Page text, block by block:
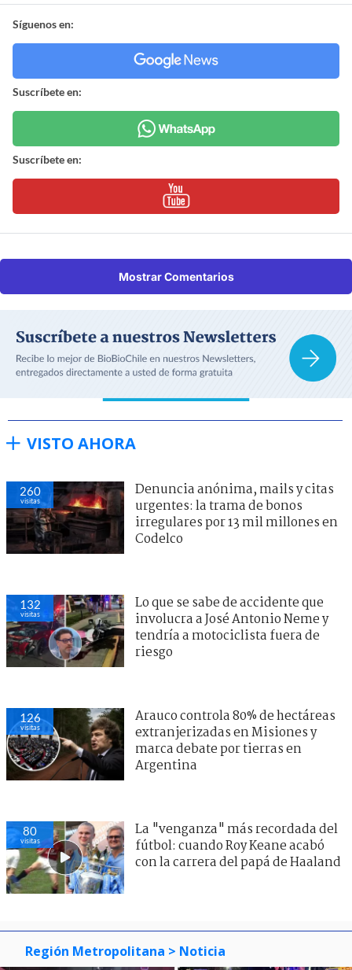
Síguenos en:
Suscríbete en:
Suscríbete en:
Mostrar Comentarios
VISTO AHORA
260
visitas
Denuncia anónima, mails y citas
urgentes: la trama de bonos
irregulares por 13 mil millones en
Codelco
132
visitas
Lo que se sabe de accidente que
involucra a José Antonio Neme y
tendría a motociclista fuera de
riesgo
126
visitas
Arauco controla 80% de hectáreas
extranjerizadas en Misiones y
marca debate por tierras en
Argentina
80
visitas
La "venganza" más recordada del
fútbol: cuando Roy Keane acabó
con la carrera del papá de Haaland
Región Metropolitana > Noticia